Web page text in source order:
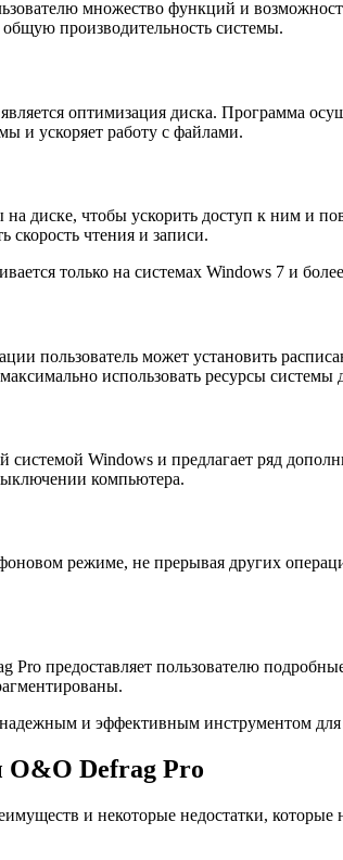
множество функций и
производительность системы.
оптимизация диска. Программа
и ускоряет работу с файлами.
диске, чтобы ускорить доступ к ним и
скорость чтения и записи.
только на системах Windows 7 и
пользователь может установить
использовать ресурсы системы
Windows и предлагает ряд
компьютера.
режиме, не прерывая других
предоставляет пользователю
и эффективным инструментом
Defrag Pro
и некоторые недостатки,